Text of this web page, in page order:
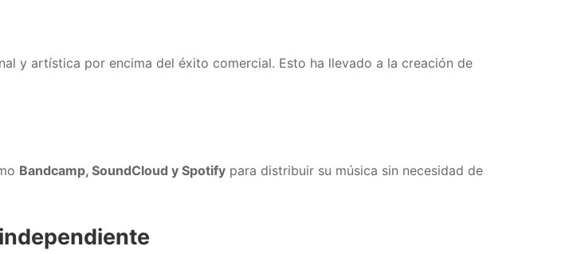
y artística por encima del éxito comercial. Esto ha llevado a la creación de
Bandcamp, SoundCloud y Spotify para distribuir su música sin necesidad de